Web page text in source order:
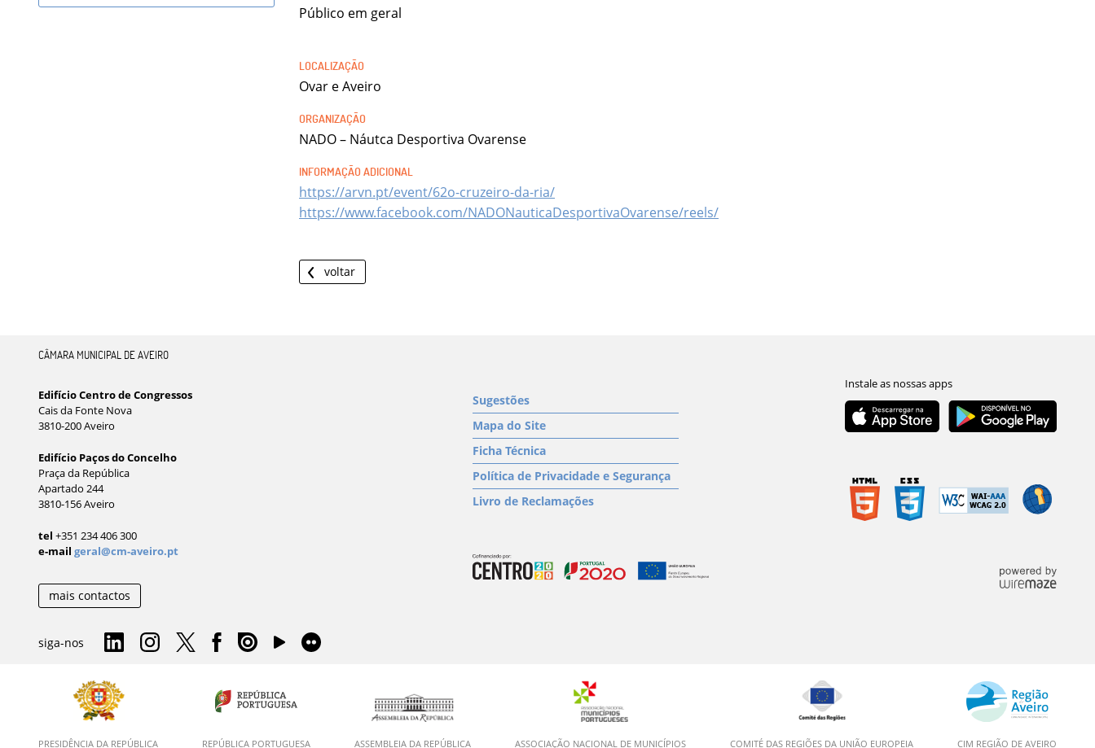
Público em geral
Ovar e Aveiro
NADO – Náutca Desportiva Ovarense
https://arvn.pt/event/62o-cruzeiro-da-ria/
https://www.facebook.com/NADONauticaDesportivaOvarense/reels/
voltar
CÂMARA MUNICIPAL DE AVEIRO
Edifício Centro de Congressos
Cais da Fonte Nova
3810-200 Aveiro
Edifício Paços do Concelho
Praça da República
Apartado 244
3810-156 Aveiro
tel +351 234 406 300
e-mail geral@cm-aveiro.pt
mais contactos
siga-nos
Sugestões
Mapa do Site
Ficha Técnica
Política de Privacidade e Segurança
Livro de Reclamações
PRESIDÊNCIA DA REPÚBLICA REPÚBLICA PORTUGUESA ASSEMBLEIA DA REPÚBLICA ASSOCIAÇÃO NACIONAL DE MUNICÍPIOS COMITÉ DAS REGIÕES DA UNIÃO EUROPEIA CIM REGIÃO DE AVEIRO